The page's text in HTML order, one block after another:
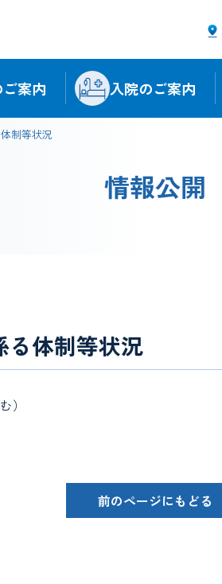
案内 入院のご案内
情報公開
制等状況
る体制等状況
）
前のページにもどる